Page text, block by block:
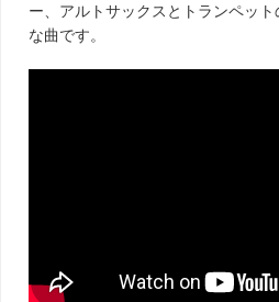
ー、アルトサックスとトランペッ
な曲です。